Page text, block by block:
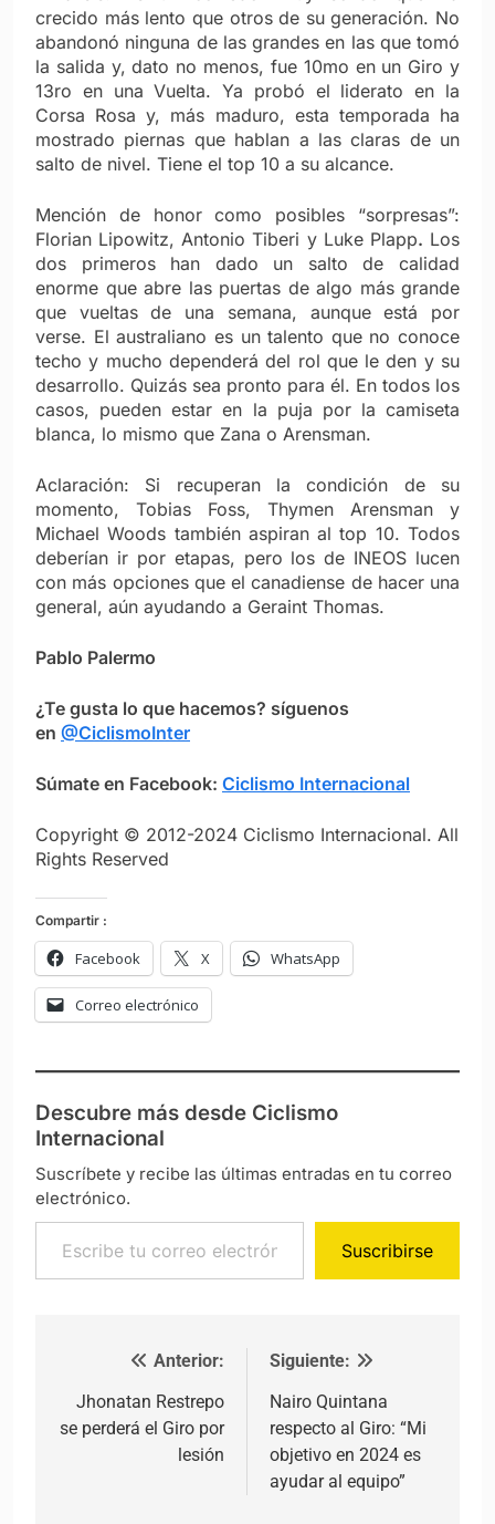
crecido más lento que otros de su generación. No
abandonó ninguna de las grandes en las que tomó
la salida y, dato no menos, fue 10mo en un Giro y
13ro en una Vuelta. Ya probó el liderato en la
Corsa Rosa y, más maduro, esta temporada ha
mostrado piernas que hablan a las claras de un
salto de nivel. Tiene el top 10 a su alcance.
Mención de honor como posibles “sorpresas”:
Florian Lipowitz, Antonio Tiberi y Luke Plapp. Los
dos primeros han dado un salto de calidad
enorme que abre las puertas de algo más grande
que vueltas de una semana, aunque está por
verse. El australiano es un talento que no conoce
techo y mucho dependerá del rol que le den y su
desarrollo. Quizás sea pronto para él. En todos los
casos, pueden estar en la puja por la camiseta
blanca, lo mismo que Zana o Arensman.
Aclaración: Si recuperan la condición de su
momento, Tobias Foss, Thymen Arensman y
Michael Woods también aspiran al top 10. Todos
deberían ir por etapas, pero los de INEOS lucen
con más opciones que el canadiense de hacer una
general, aún ayudando a Geraint Thomas.
Pablo Palermo
¿Te gusta lo que hacemos? síguenos
en @CiclismoInter
Súmate en Facebook: Ciclismo Internacional
Copyright © 2012-2024 Ciclismo Internacional. All
Rights Reserved
Compartir :
Facebook X WhatsApp
Correo electrónico
Descubre más desde Ciclismo
Internacional
Suscríbete y recibe las últimas entradas en tu correo
electrónico.
Escribe tu correo electrónico…
Suscribirse
Navegación de entradas
Anterior:
Jhonatan Restrepo
se perderá el Giro por
lesión
Siguiente:
Nairo Quintana
respecto al Giro: “Mi
objetivo en 2024 es
ayudar al equipo”